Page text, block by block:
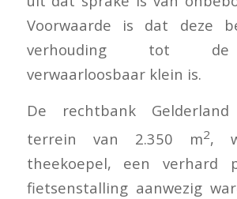
Voorwaarde is dat deze
verhouding tot de
verwaarloosbaar klein is.
De rechtbank
terrein van 2.350 m2,
theekoepel, een verhard
fietsenstalling aanwezig